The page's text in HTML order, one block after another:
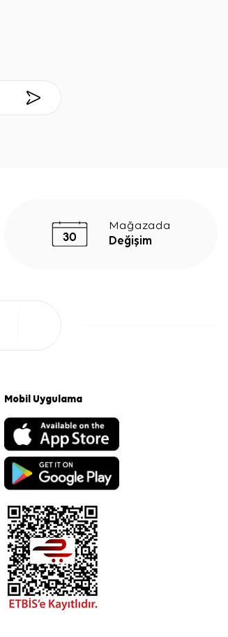
Mağazada
Değişim
Mobil Uygulama